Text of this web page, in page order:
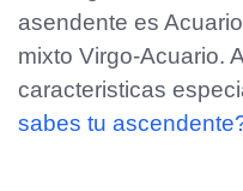
asendente es
mixto Virgo-Acuario.
caracteristicas
sabes tu